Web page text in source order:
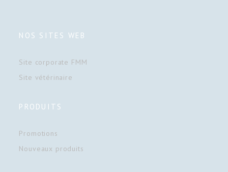
NOS SITES WEB
Site corporate FMM
Site vétérinaire
PRODUITS
Promotions
Nouveaux produits